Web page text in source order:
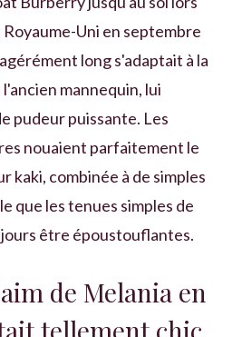
Uni en septembre
long s'adaptait à la
mannequin, lui
pudeur puissante. Les
nouaient parfaitement le
kaki, combinée à de simples
que les tenues simples de
être époustouflantes.
de Melania en